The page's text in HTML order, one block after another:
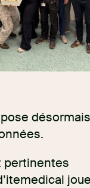
désormais
pertinentes